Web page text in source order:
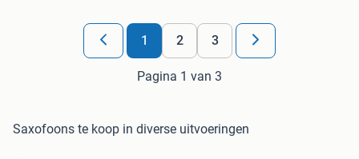
1 2 3
Pagina 1 van 3
Saxofoons te koop in diverse uitvoeringen